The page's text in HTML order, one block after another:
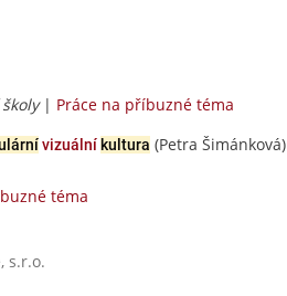
| Práce na příbuzné téma
vizuální kultura (Petra Šimánková)
téma
s.r.o.